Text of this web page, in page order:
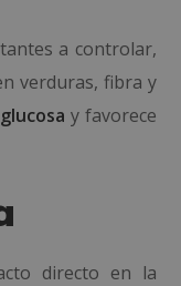
a controlar,
verduras, fibra y
y favorece
directo en la